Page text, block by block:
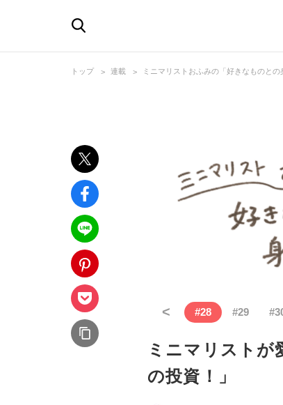
トップ 連載 ミニマリストおふみの「好きなものとの
< #28 #29 #
ミニマリストが
の投資！」